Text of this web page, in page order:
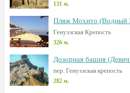
131 м.
Пляж Мохито (Водный
Генуэзская Крепость
326 м.
Дозорная башня
пер. Генуэзская крепость
282 м.